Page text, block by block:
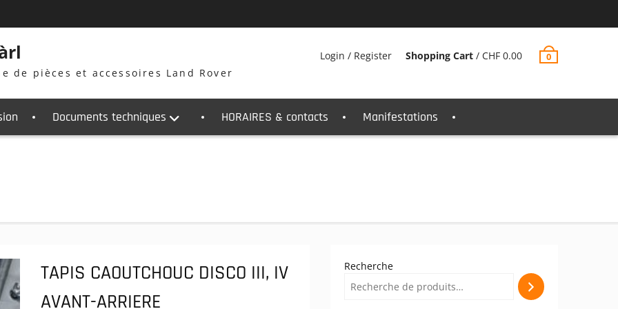
de pièces et accessoires Land Rover
Login / Register Shopping Cart / CHF 0.00 0
Documents techniques HORAIRES & contacts Manifestations
TAPIS CAOUTCHOUC DISCO III, IV
AVANT-ARRIERE
Recherche